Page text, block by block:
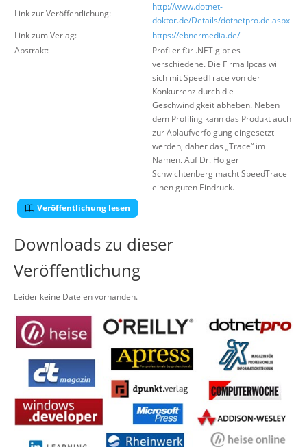
Link zur Veröffentlichung:
http://www.dotnet-
doktor.de/Details/dotnetpro.de.aspx
Link zum Verlag:
https://ebnermedia.de/
Abstrakt:
Profiler für .NET gibt es
verschiedene. Die Firma Ipcas will
sich mit SpeedTrace von der
Konkurrenz durch die
Geschwindigkeit abheben. Neben
dem Profiling kann das Produkt auch
zur Ablaufverfolgung eingesetzt
werden, daher das „Trace“ im
Namen. Auf Dr. Holger
Schwichtenberg macht SpeedTrace
einen guten Eindruck.
Veröffentlichung lesen
Downloads zu dieser
Veröffentlichung
Leider keine Dateien vorhanden.